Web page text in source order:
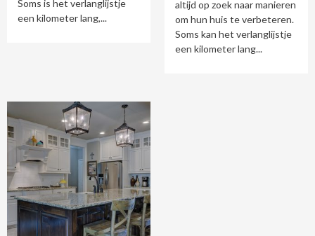
Soms is het verlanglijstje
een kilometer lang,...
altijd op zoek naar manieren
om hun huis te verbeteren.
Soms kan het verlanglijstje
een kilometer lang...